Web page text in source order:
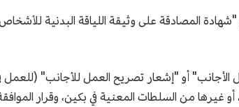
"شهادة المصادقة على وثيقة اللياقة البدنية
أو غيرها من السلطات المعنية في بكين، وقرار